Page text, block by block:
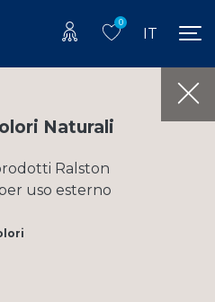
0
IT
Naturali
Ralston
uso esterno